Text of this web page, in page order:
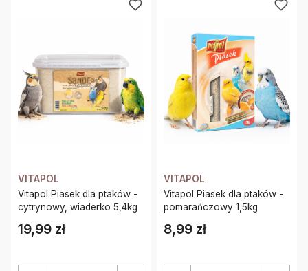
VITAPOL
Vitapol Piasek dla ptaków -
cytrynowy, wiaderko 5,4kg
Cena
19,99 zł
VITAPOL
Vitapol Piasek dla ptaków -
pomarańczowy 1,5kg
Cena
8,99 zł